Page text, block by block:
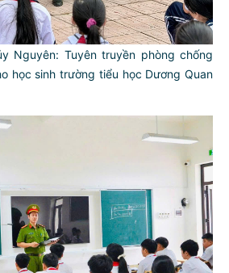
Nguyên: Tuyên truyền phòng chống
học sinh trường tiểu học Dương Quan